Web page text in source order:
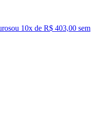
ou 10x de R$ 403,00 sem